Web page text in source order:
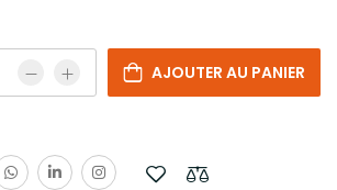
AJOUTER AU PANIER